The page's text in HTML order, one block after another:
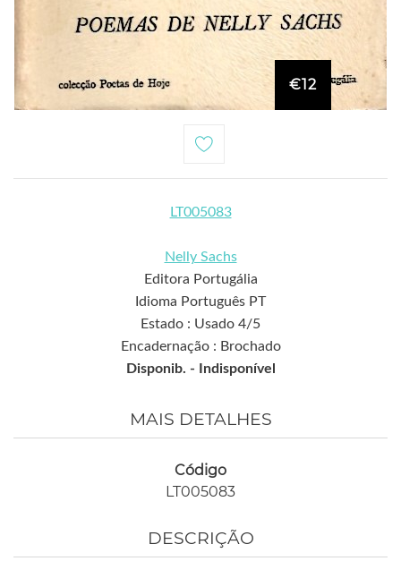
€12
LT005083
Nelly Sachs
Editora Portugália
Idioma Português PT
Estado : Usado 4/5
Encadernação : Brochado
Disponib. -
Indisponível
MAIS DETALHES
Código
LT005083
DESCRIÇÃO